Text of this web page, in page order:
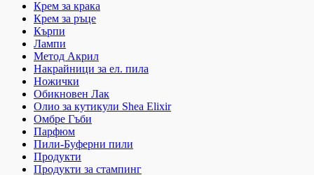
Крем за крака
Крем за ръце
Кърпи
Лампи
Метод Акрил
Накрайници за ел. пила
Ножички
Обикновен Лак
Олио за кутикули Shea Elixir
Омбре Гъби
Парфюм
Пили-Буферни пили
Продукти
Продукти за стампинг